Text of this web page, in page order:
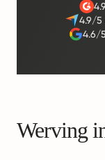
4.9/5
4.6/
Werving